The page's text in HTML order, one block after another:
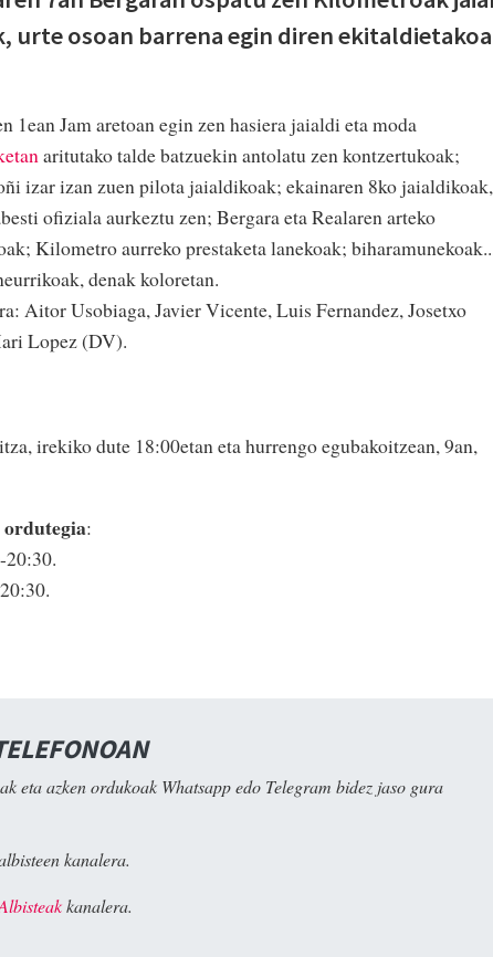
urte osoan barrena egin diren
1ean Jam aretoan egin zen hasiera jaialdi eta moda
aritutako talde batzuekin antolatu zen kontzertukoak;
izar izan zuen pilota jaialdikoak; ekainaren 8ko jaialdikoak,
ofiziala aurkeztu zen; Bergara eta Realaren arteko
Kilometro aurreko prestaketa lanekoak;
denak koloretan.
Aitor Usobiaga, Javier Vicente, Luis Fernandez, Josetxo
Lopez (DV).
irekiko dute 18:00etan eta hurrengo egubakoitzean, 9an,
:
20:30.
eta azken ordukoak Whatsapp edo Telegram bidez jaso gura
kanalera.
kanalera.